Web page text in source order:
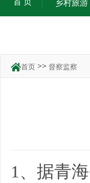
乡村旅游
首页 >> 督察监察
1、据青